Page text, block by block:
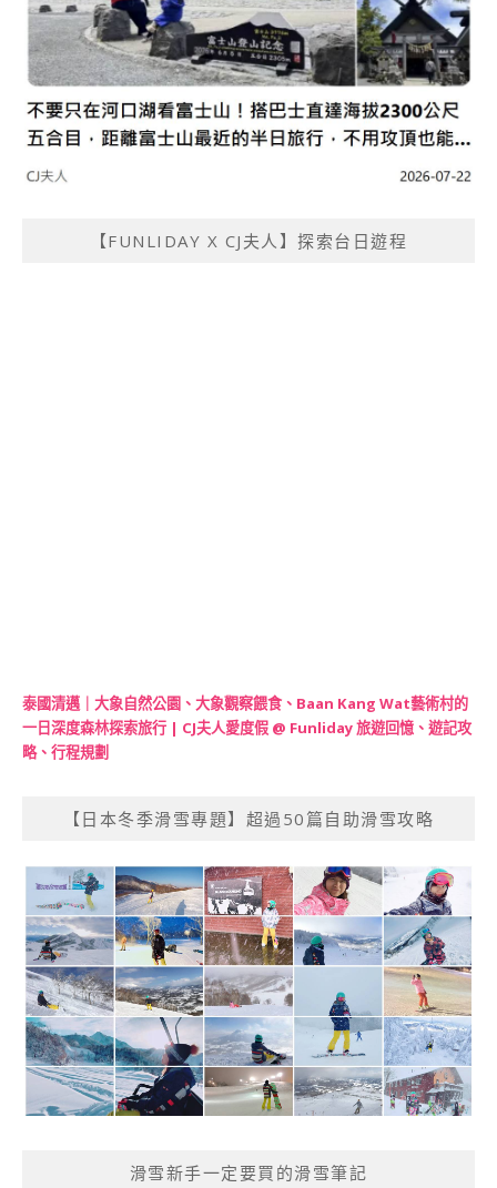
【FUNLIDAY X CJ夫人】探索台日遊程
泰國清邁｜大象自然公園、大象觀察餵食、Baan Kang Wat藝術村的
一日深度森林探索旅行 | CJ夫人愛度假 @ Funliday 旅遊回憶、遊記攻
略、行程規劃
【日本冬季滑雪專題】超過50篇自助滑雪攻略
滑雪新手一定要買的滑雪筆記